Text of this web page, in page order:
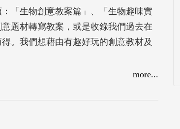
「生物創意教案篇」、「生物趣味實
題材轉寫教案，或是收錄我們過去在
。我們想藉由有趣好玩的創意教材及
more...